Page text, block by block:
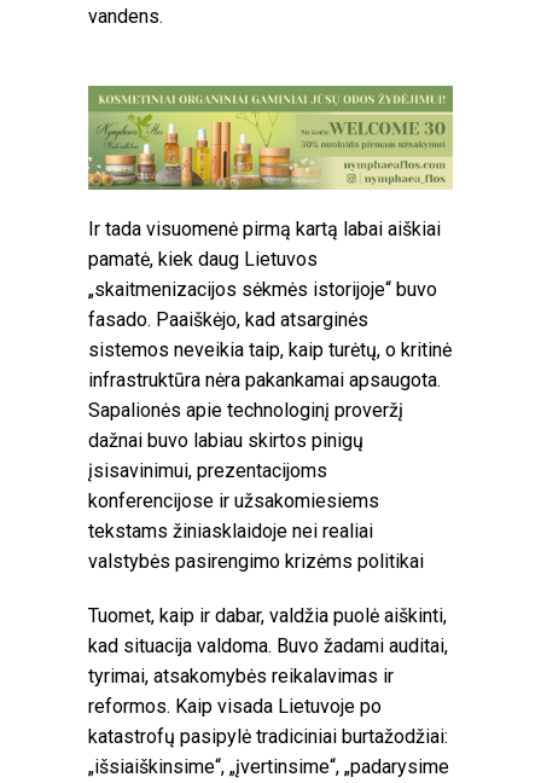
vandens.
Ir tada visuomenė pirmą kartą labai aiškiai
pamatė, kiek daug Lietuvos
„skaitmenizacijos sėkmės istorijoje“ buvo
fasado. Paaiškėjo, kad atsarginės
sistemos neveikia taip, kaip turėtų, o kritinė
infrastruktūra nėra pakankamai apsaugota.
Sapalionės apie technologinį proveržį
dažnai buvo labiau skirtos pinigų
įsisavinimui, prezentacijoms
konferencijose ir užsakomiesiems
tekstams žiniasklaidoje nei realiai
valstybės pasirengimo krizėms politikai
Tuomet, kaip ir dabar, valdžia puolė aiškinti,
kad situacija valdoma. Buvo žadami auditai,
tyrimai, atsakomybės reikalavimas ir
reformos. Kaip visada Lietuvoje po
katastrofų pasipylė tradiciniai burtažodžiai:
„išsiaiškinsime“, „įvertinsime“, „padarysime